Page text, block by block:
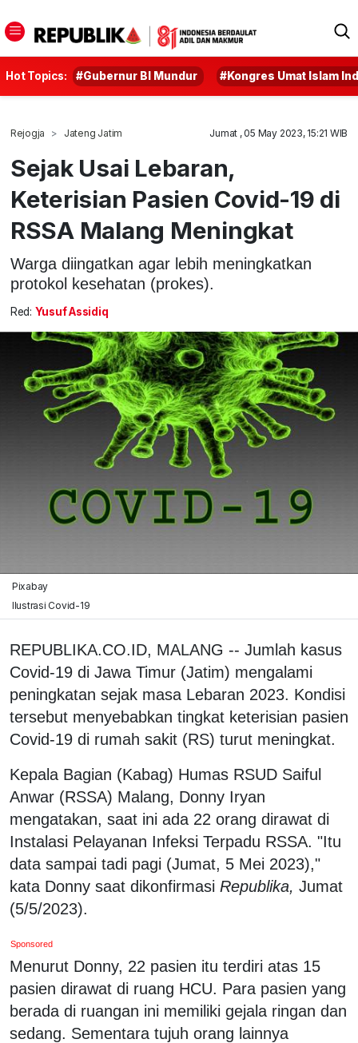
Hot Topics: #Gubernur BI Mundur #Kongres Umat Islam
Rejogja Jateng Jatim Jumat , 05 May 2023, 15:21 WIB
Sejak Usai Lebaran,
Keterisian Pasien Covid-19 di
RSSA Malang Meningkat
Warga diingatkan agar lebih meningkatkan
protokol kesehatan (prokes).
Red: Yusuf Assidiq
Pixabay
Ilustrasi Covid-19
REPUBLIKA.CO.ID, MALANG -- Jumlah kasus
Covid-19 di Jawa Timur (Jatim) mengalami
peningkatan sejak masa Lebaran 2023. Kondisi
tersebut menyebabkan tingkat keterisian pasien
Covid-19 di rumah sakit (RS) turut meningkat.
Kepala Bagian (Kabag) Humas RSUD Saiful
Anwar (RSSA) Malang, Donny Iryan
mengatakan, saat ini ada 22 orang dirawat di
Instalasi Pelayanan Infeksi Terpadu RSSA. "Itu
data sampai tadi pagi (Jumat, 5 Mei 2023),"
kata Donny saat dikonfirmasi Republika, Jumat
(5/5/2023).
Sponsored
Menurut Donny, 22 pasien itu terdiri atas 15
pasien dirawat di ruang HCU. Para pasien yang
berada di ruangan ini memiliki gejala ringan dan
sedang. Sementara tujuh orang lainnya